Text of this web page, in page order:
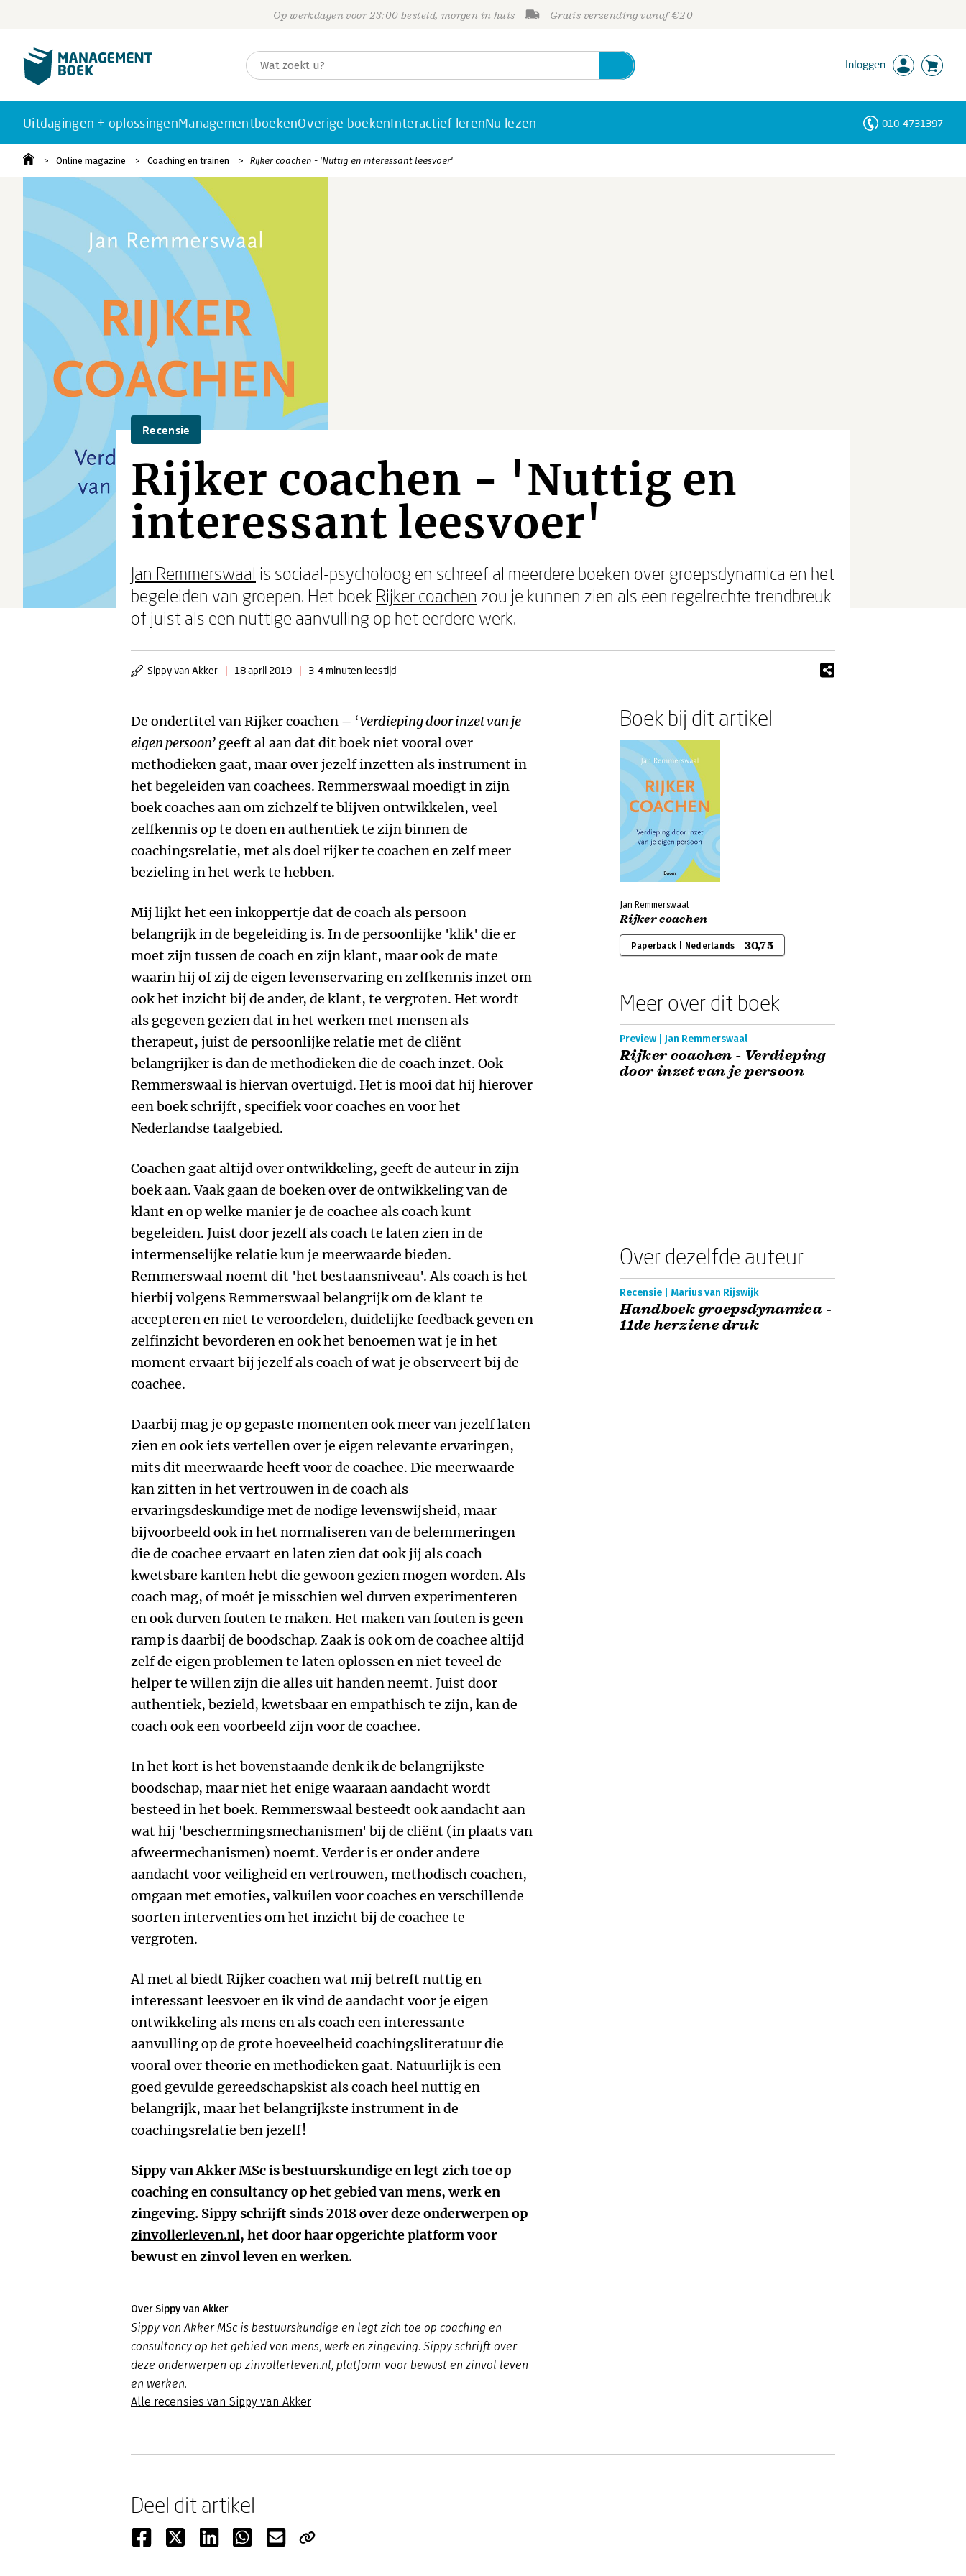
Op werkdagen voor 23:00 besteld, morgen in huis Gratis verzending vanaf €20
Inloggen
Uitdagingen + oplossingenManagementboekenOverige boekenInteractief lerenNu lezen 010-4731397
Online magazine Coaching en trainen Rijker coachen - 'Nuttig en interessant leesvoer'
Recensie
Rijker coachen - 'Nuttig en
interessant leesvoer'
Jan Remmerswaal is sociaal-psycholoog en schreef al meerdere boeken over groepsdynamica en het
begeleiden van groepen. Het boek Rijker coachen zou je kunnen zien als een regelrechte trendbreuk
of juist als een nuttige aanvulling op het eerdere werk.
Sippy van Akker | 18 april 2019 | 3-4 minuten leestijd
De ondertitel vanRijker coachen – ‘Verdieping door inzet van je
eigen persoon’ geeft al aan dat dit boek niet vooral over
methodieken gaat, maar over jezelf inzetten als instrument in
het begeleiden van coachees. Remmerswaal moedigt in zijn
boek coaches aan om zichzelf te blijven ontwikkelen, veel
zelfkennis op te doen en authentiek te zijn binnen de
coachingsrelatie, met als doel rijker te coachen en zelf meer
bezieling in het werk te hebben.
Mij lijkt het een inkoppertje dat de coach als persoon
belangrijk in de begeleiding is. In de persoonlijke 'klik' die er
moet zijn tussen de coach en zijn klant, maar ook de mate
waarin hij of zij de eigen levenservaring en zelfkennis inzet om
ook het inzicht bij de ander, de klant, te vergroten. Het wordt
als gegeven gezien dat in het werken met mensen als
therapeut, juist de persoonlijke relatie met de cliënt
belangrijker is dan de methodieken die de coach inzet. Ook
Remmerswaal is hiervan overtuigd. Het is mooi dat hij hierover
een boek schrijft, specifiek voor coaches en voor het
Nederlandse taalgebied.
Coachen gaat altijd over ontwikkeling, geeft de auteur in zijn
boek aan. Vaak gaan de boeken over de ontwikkeling van de
klant en op welke manier je de coachee als coach kunt
begeleiden. Juist door jezelf als coach te laten zien in de
intermenselijke relatie kun je meerwaarde bieden.
Remmerswaal noemt dit 'het bestaansniveau'. Als coach is het
hierbij volgens Remmerswaal belangrijk om de klant te
accepteren en niet te veroordelen, duidelijke feedback geven en
zelfinzicht bevorderen en ook het benoemen wat je in het
moment ervaart bij jezelf als coach of wat je observeert bij de
coachee.
Daarbij mag je op gepaste momenten ook meer van jezelf laten
zien en ook iets vertellen over je eigen relevante ervaringen,
mits dit meerwaarde heeft voor de coachee. Die meerwaarde
kan zitten in het vertrouwen in de coach als
ervaringsdeskundige met de nodige levenswijsheid, maar
bijvoorbeeld ook in het normaliseren van de belemmeringen
die de coachee ervaart en laten zien dat ook jij als coach
kwetsbare kanten hebt die gewoon gezien mogen worden. Als
coach mag, of moét je misschien wel durven experimenteren
en ook durven fouten te maken. Het maken van fouten is geen
ramp is daarbij de boodschap. Zaak is ook om de coachee altijd
zelf de eigen problemen te laten oplossen en niet teveel de
helper te willen zijn die alles uit handen neemt. Juist door
authentiek, bezield, kwetsbaar en empathisch te zijn, kan de
coach ook een voorbeeld zijn voor de coachee.
In het kort is het bovenstaande denk ik de belangrijkste
boodschap, maar niet het enige waaraan aandacht wordt
besteed in het boek. Remmerswaal besteedt ook aandacht aan
wat hij 'beschermingsmechanismen' bij de cliënt (in plaats van
afweermechanismen) noemt. Verder is er onder andere
aandacht voor veiligheid en vertrouwen, methodisch coachen,
omgaan met emoties, valkuilen voor coaches en verschillende
soorten interventies om het inzicht bij de coachee te
vergroten.
Al met al biedt Rijker coachen wat mij betreft nuttig en
interessant leesvoer en ik vind de aandacht voor je eigen
ontwikkeling als mens en als coach een interessante
aanvulling op de grote hoeveelheid coachingsliteratuur die
vooral over theorie en methodieken gaat. Natuurlijk is een
goed gevulde gereedschapskist als coach heel nuttig en
belangrijk, maar het belangrijkste instrument in de
coachingsrelatie ben jezelf!
Sippy van Akker MScis bestuurskundige en legt zich toe op
coaching en consultancy op het gebied van mens, werk en
zingeving. Sippy schrijft sinds 2018 over deze onderwerpen op
zinvollerleven.nl, het door haar opgerichte platform voor
bewust en zinvol leven en werken.
Over Sippy van Akker
Sippy van Akker MSc is bestuurskundige en legt zich toe op coaching en
consultancy op het gebied van mens, werk en zingeving. Sippy schrijft over
deze onderwerpen op zinvollerleven.nl, platform voor bewust en zinvol leven
en werken.
Alle recensies van Sippy van Akker
Boek bij dit artikel
Jan Remmerswaal
Rijker coachen
Paperback | Nederlands 30,75
Meer over dit boek
Preview | Jan Remmerswaal
Rijker coachen - Verdieping
door inzet van je persoon
Over dezelfde auteur
Recensie | Marius van Rijswijk
Handboek groepsdynamica -
11de herziene druk
Deel dit artikel
Personen